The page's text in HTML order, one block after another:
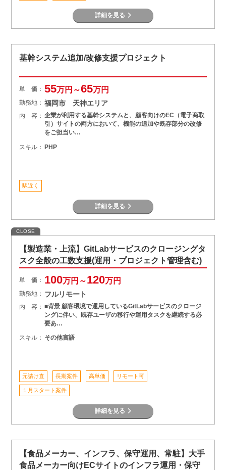
詳細を見る
基幹システム追加/改修支援プロジェクト
単 価： 55万円～65万円
勤務地： 福岡市 天神エリア
内 容： 企業が利用する基幹システムと、顧客向けのEC（電子商取
引）サイトの両方において、機能の追加や既存部分の改修
をご担当い…
スキル： PHP
駅近く
詳細を見る
CLOSE
【製造業・上流】GitLabサービスのクロージングタ
スク全般の工数支援(運用・プロジェクト管理含む)
単 価： 100万円～120万円
勤務地： フルリモート
内 容： ■背景 顧客環境で運用しているGitLabサービスのクロージ
ングに伴い、既存ユーザの移行や運用タスクを継続する必
要あ…
スキル： その他言語
元請け直 長期案件 高単価 リモート可
１月スタート案件
詳細を見る
【食品メーカー、インフラ、保守運用、常駐】大手
食品メーカー向けECサイトのインフラ運用・保守